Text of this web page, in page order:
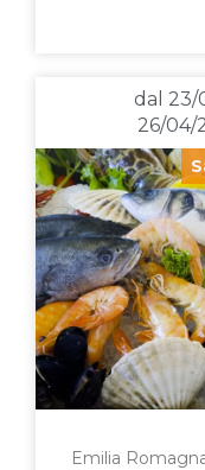
dal 23/
26/04/
Emilia